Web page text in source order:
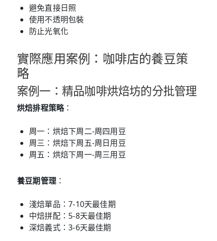
避免直接日照
使用不透明包裝
防止光氧化
實際應用案例：咖啡店的養豆策
略
案例一：精品咖啡烘焙坊的分批管理
烘焙排程策略：
周一：烘焙下周二-周四用豆
周三：烘焙下周五-周日用豆
周五：烘焙下周一-周三用豆
養豆期管理 ：
淺焙單品：7-10天最佳期
中焙拼配：5-8天最佳期
深焙義式：3-6天最佳期